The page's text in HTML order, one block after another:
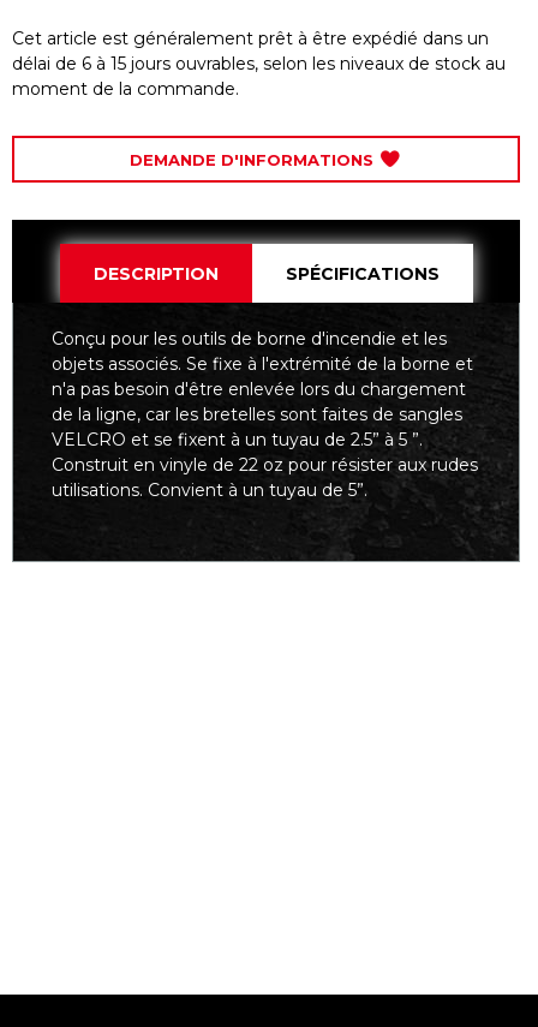
Cet article est généralement prêt à être expédié dans un
délai de 6 à 15 jours ouvrables, selon les niveaux de stock au
moment de la commande.
DEMANDE D'INFORMATIONS
DESCRIPTION SPÉCIFICATIONS
Conçu pour les outils de borne d'incendie et les
objets associés. Se fixe à l'extrémité de la borne et
n'a pas besoin d'être enlevée lors du chargement
de la ligne, car les bretelles sont faites de sangles
VELCRO et se fixent à un tuyau de 2.5” à 5 ”.
Construit en vinyle de 22 oz pour résister aux rudes
utilisations. Convient à un tuyau de 5”.